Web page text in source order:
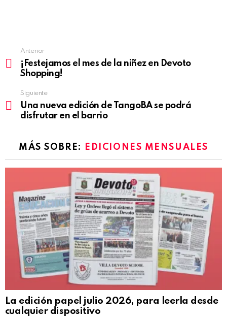
See
more
Anterior
¡Festejamos el mes de la niñez en Devoto
Shopping!
Siguiente
Una nueva edición de TangoBA se podrá
disfrutar en el barrio
MÁS SOBRE: EDICIONES MENSUALES
La edición papel julio 2026, para leerla desde
cualquier dispositivo